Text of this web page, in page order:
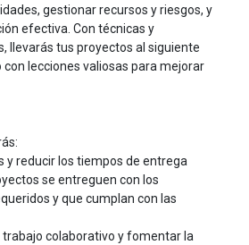
gestionar recursos y riesgos, y
efectiva. Con técnicas y
llevarás tus proyectos al siguiente
con lecciones valiosas para mejorar
y reducir los tiempos de entrega
se entreguen con los
y que cumplan con las
colaborativo y fomentar la